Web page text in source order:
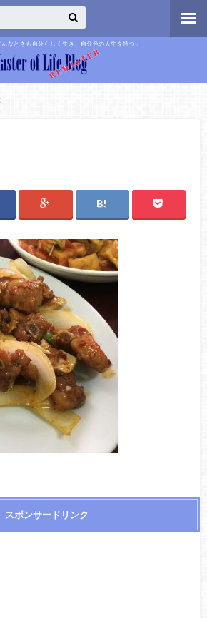
んなときも自分らしく生き、自分色の人生を持つ」
スポンサードリンク